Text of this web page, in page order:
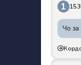
1
Чо